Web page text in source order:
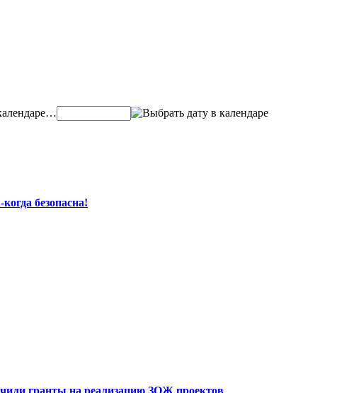
…
безопасна!
гранты на реализацию ЗОЖ проектов